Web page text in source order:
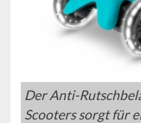
Der Anti-
Scooters sorgt für